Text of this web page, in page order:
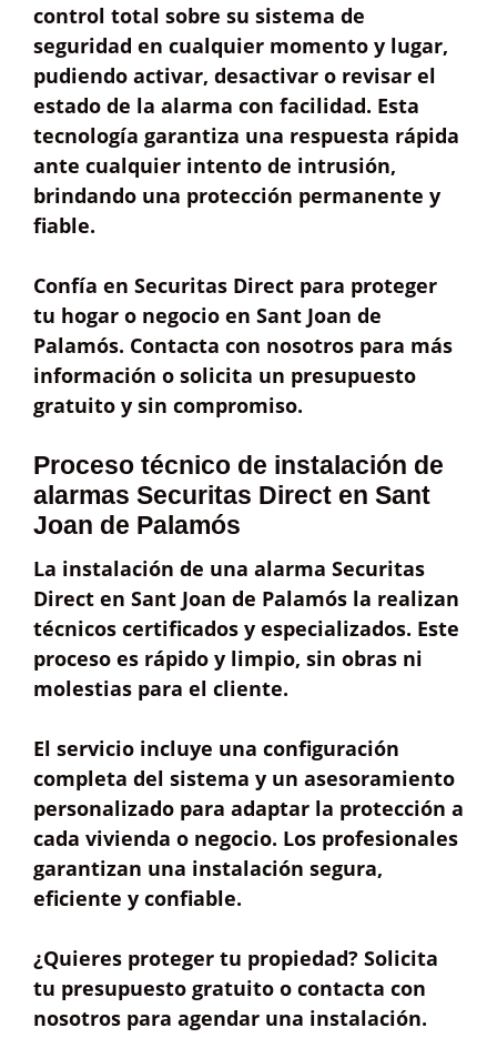
control total sobre su sistema de
seguridad en cualquier momento y lugar,
pudiendo activar, desactivar o revisar el
estado de la alarma con facilidad. Esta
tecnología garantiza una respuesta rápida
ante cualquier intento de intrusión,
brindando una protección permanente y
fiable.
Confía en Securitas Direct para proteger
tu hogar o negocio en Sant Joan de
Palamós. Contacta con nosotros para más
información o solicita un presupuesto
gratuito y sin compromiso.
Proceso técnico de instalación de
alarmas Securitas Direct en Sant
Joan de Palamós
La instalación de una alarma Securitas
Direct en Sant Joan de Palamós la realizan
técnicos certificados y especializados. Este
proceso es rápido y limpio, sin obras ni
molestias para el cliente.
El servicio incluye una configuración
completa del sistema y un asesoramiento
personalizado para adaptar la protección a
cada vivienda o negocio. Los profesionales
garantizan una instalación segura,
eficiente y confiable.
¿Quieres proteger tu propiedad? Solicita
tu presupuesto gratuito o contacta con
nosotros para agendar una instalación.